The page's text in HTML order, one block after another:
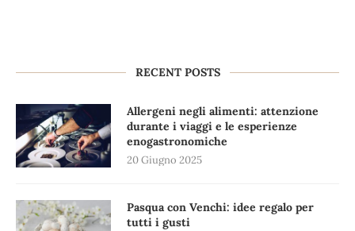
RECENT POSTS
Allergeni negli alimenti: attenzione
durante i viaggi e le esperienze
enogastronomiche
20 Giugno 2025
Pasqua con Venchi: idee regalo per
tutti i gusti